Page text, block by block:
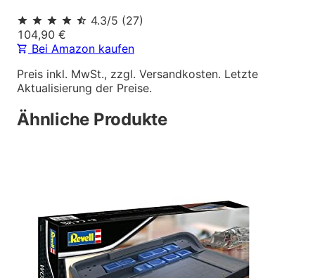
4.3/5 (27)
104,90 €
Bei Amazon kaufen
Preis inkl. MwSt., zzgl. Versandkosten. Letzte
Aktualisierung der Preise.
Ähnliche Produkte